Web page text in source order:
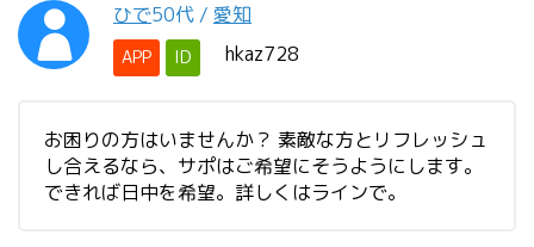
ひで50代 / 愛知
APP ID hkaz728
お困りの方はいませんか？ 素敵な方とリフレッシュ
し合えるなら、サポはご希望にそうようにします。
できれば日中を希望。詳しくはラインで。